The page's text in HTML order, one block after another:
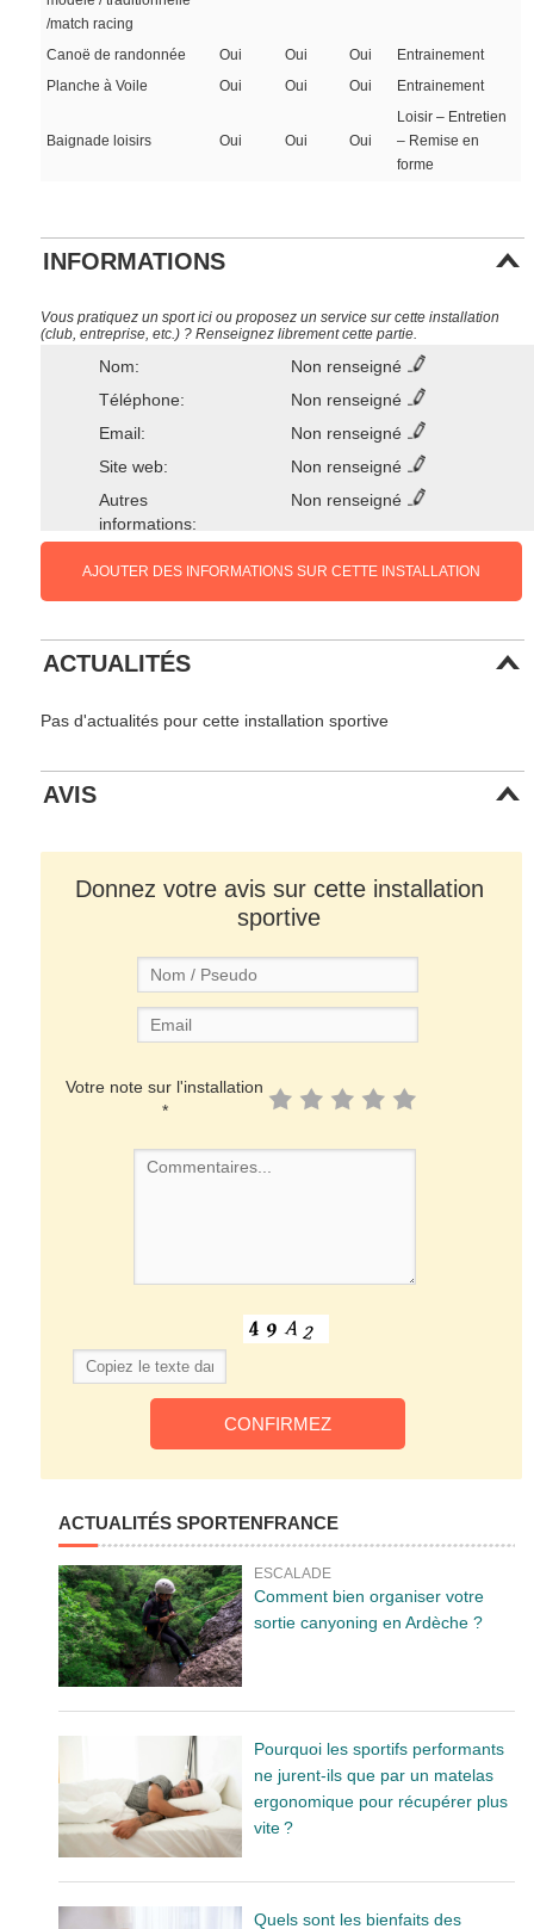
/match racing
Canoë de randonnée
Oui Oui Oui
Entrainement
Planche à Voile
Oui Oui Oui Entrainement
Baignade loisirs Oui Oui Oui
Loisir – Entretien
– Remise en
forme
INFORMATIONS
Vous pratiquez un sport ici ou proposez un service sur cette installation
(club, entreprise, etc.) ? Renseignez librement cette partie.
Nom:
Non renseigné
Téléphone:
Non renseigné
Email:
Non renseigné
Site web:
Non renseigné
Autres
informations:
Non renseigné
AJOUTER DES INFORMATIONS SUR CETTE INSTALLATION
ACTUALITÉS
Pas d'actualités pour cette installation sportive
AVIS
Donnez votre avis sur cette installation
sportive
Votre note sur l'installation
*
ACTUALITÉS SPORTENFRANCE
ESCALADE
Comment bien organiser votre
sortie canyoning en Ardèche ?
Pourquoi les sportifs performants
ne jurent-ils que par un matelas
ergonomique pour récupérer plus
vite ?
Quels sont les bienfaits des